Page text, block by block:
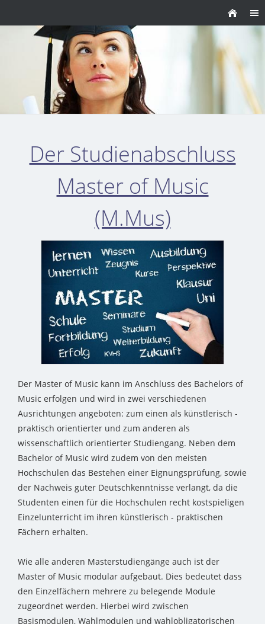
Der Studienabschluss
Master of Music
(M.Mus)
Der Master of Music kann im Anschluss des Bachelors of
Music erfolgen und wird in zwei verschiedenen
Ausrichtungen angeboten: zum einen als künstlerisch -
praktisch orientierter und zum anderen als
wissenschaftlich orientierter Studiengang. Neben dem
Bachelor of Music wird zudem von den meisten
Hochschulen das Bestehen einer Eignungsprüfung, sowie
der Nachweis guter Deutschkenntnisse verlangt, da die
Studenten einen für die Hochschulen recht kostspieligen
Einzelunterricht im ihren künstlerisch - praktischen
Fächern erhalten.
Wie alle anderen Masterstudiengänge auch ist der
Master of Music modular aufgebaut. Dies bedeutet dass
den Einzelfächern mehrere zu belegende Module
zugeordnet werden. Hierbei wird zwischen
Basismodulen, Wahlmodulen und wahlobligatorischen